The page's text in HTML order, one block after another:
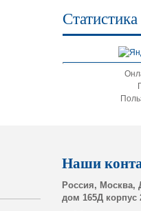
Статистика
Наши
Россия, Москва,
дом 165Д корпус